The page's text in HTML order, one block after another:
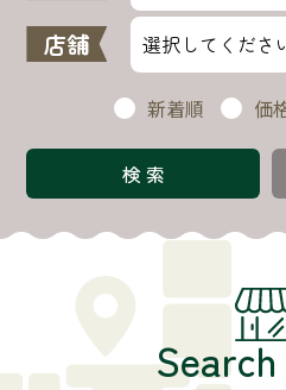
店舗
新着順 価